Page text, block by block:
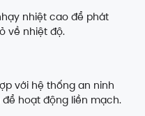
nhiệt cao để phát
về nhiệt độ.
với hệ thống an ninh
hoạt động liền mạch.